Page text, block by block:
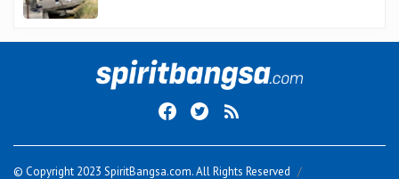
© Copyright 2023 SpiritBangsa.com. All Rights Reserved